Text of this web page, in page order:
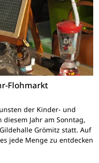
Flohmarkt
der Kinder- und
Jahr am Sonntag,
Grömitz statt. Auf
jede Menge zu entdecken